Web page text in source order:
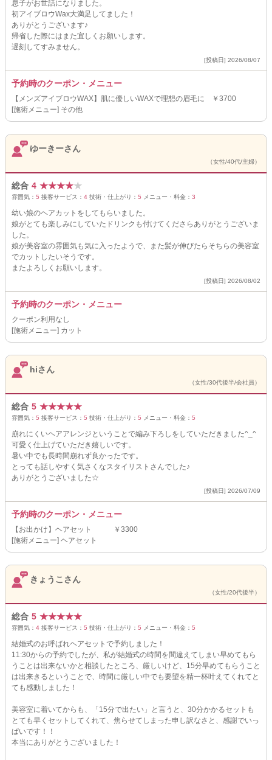
息子がお世話になりました。
初アイブロウWax大満足してました！
ありがとうございます♪
帰省した際にはまた宜しくお願いします。
遅刻してすみません。
[投稿日] 2026/08/07
予約時のクーポン・メニュー
【メンズアイブロウWAX】肌に優しいWAXで理想の眉毛に ￥3700
[施術メニュー] その他
ゆーきーさん
（女性/40代/主婦）
総合 4 ★★★★★
雰囲気： 5 接客サービス： 4 技術・仕上がり： 5 メニュー・料金： 3
幼い娘のヘアカットをしてもらいました。
娘がとても楽しみにしていたドリンクも付けてくださらありがとうございま
した。
娘が美容室の雰囲気も気に入ったようで、また髪が伸びたらそちらの美容室
でカットしたいそうです。
またよろしくお願いします。
[投稿日] 2026/08/02
予約時のクーポン・メニュー
クーポン利用なし
[施術メニュー] カット
hiさん
（女性/30代後半/会社員）
総合 5 ★★★★★
雰囲気： 5 接客サービス： 5 技術・仕上がり： 5 メニュー・料金： 5
崩れにくいヘアアレンジということで編み下ろしをしていただきました^_^
可愛く仕上げていただき嬉しいです。
暑い中でも長時間崩れず良かったです。
とっても話しやすく気さくなスタイリストさんでした♪
ありがとうございました☆
[投稿日] 2026/07/09
予約時のクーポン・メニュー
【お出かけ】ヘアセット ￥3300
[施術メニュー] ヘアセット
きょうこさん
（女性/20代後半）
総合 5 ★★★★★
雰囲気： 4 接客サービス： 5 技術・仕上がり： 5 メニュー・料金： 5
結婚式のお呼ばれヘアセットで予約しました！
11:30からの予約でしたが、私が結婚式の時間を間違えてしまい早めてもら
うことは出来ないかと相談したところ、厳しいけど、15分早めてもらうこと
は出来きるということで、時間に厳しい中でも要望を精一杯叶えてくれてと
ても感動しました！
美容室に着いてからも、「15分で出たい」と言うと、30分かかるセットも
とても早くセットしてくれて、焦らせてしまった申し訳なさと、感謝でいっ
ぱいです！！
本当にありがとうございました！